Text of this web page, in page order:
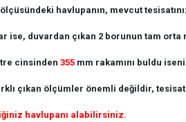
havlupanın, mevcut
ise, duvardan çıkan 2 borunun tam
cinsinden355 mm rakamını buldu
çıkan ölçümler önemli değildir,
havlupanı alabilirsiniz.